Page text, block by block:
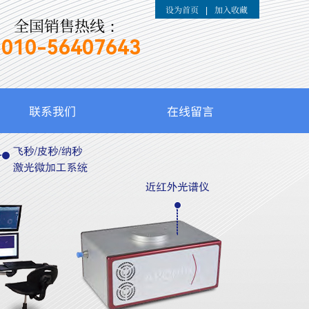
设为首页 加入收藏
全国销售热线：
010-56407643
联系我们 在线留言